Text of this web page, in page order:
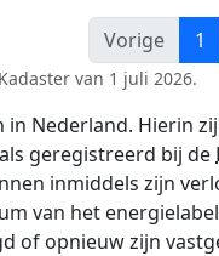
Vorige
1
van 1 juli 2026.
Nederland. Hierin
geregistreerd bij de
inmiddels zijn
van het
of opnieuw zijn